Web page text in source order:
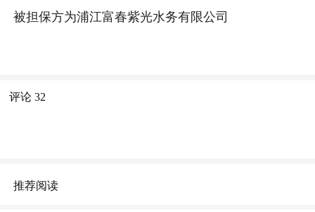
被担保方为浦江富春紫光水务有限公司
评论 32
推荐阅读